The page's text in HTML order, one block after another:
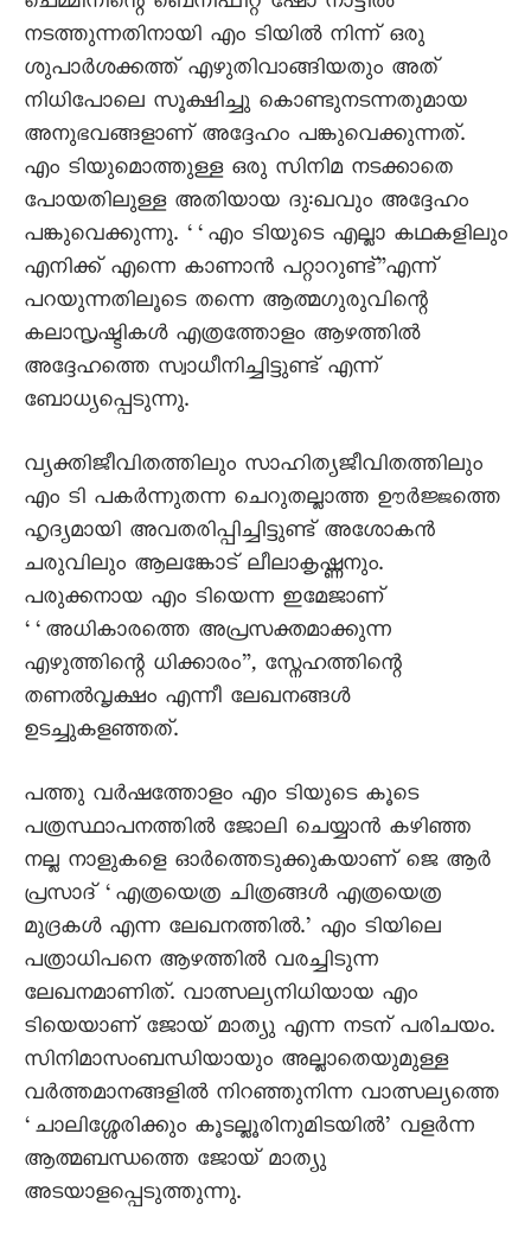
നടത്തുന്നതിനായി എം ടിയിൽ നിന്ന് ഒരു
ശുപാർശക്കത്ത് എഴുതിവാങ്ങിയതും അത്
നിധിപോലെ സൂക്ഷിച്ചു കൊണ്ടുനടന്നതുമായ
അനുഭവങ്ങളാണ് അദ്ദേഹം പങ്കുവെക്കുന്നത്.
എം ടിയുമൊത്തുള്ള ഒരു സിനിമ നടക്കാതെ
പോയതിലുള്ള അതിയായ ദു:ഖവും അദ്ദേഹം
പങ്കുവെക്കുന്നു. ‘‘എം ടിയുടെ എല്ലാ കഥകളിലും
എനിക്ക് എന്നെ കാണാൻ പറ്റാറുണ്ട്”എന്ന്
പറയുന്നതിലൂടെ തന്നെ ആത്മഗുരുവിന്റെ
കലാസൃഷ്ടികൾ എത്രത്തോളം ആഴത്തിൽ
അദ്ദേഹത്തെ സ്വാധീനിച്ചിട്ടുണ്ട് എന്ന്
ബോധ്യപ്പെടുന്നു.
വ്യക്തിജീവിതത്തിലും സാഹിത്യജീവിതത്തിലും
എം ടി പകർന്നുതന്ന ചെറുതല്ലാത്ത ഊർജ്ജത്തെ
ഹൃദ്യമായി അവതരിപ്പിച്ചിട്ടുണ്ട് അശോകൻ
ചരുവിലും ആലങ്കോട് ലീലാകൃഷ്ണനും.
പരുക്കനായ എം ടിയെന്ന ഇമേജാണ്
‘‘അധികാരത്തെ അപ്രസക്തമാക്കുന്ന
എഴുത്തിന്റെ ധിക്കാരം”, സ്നേഹത്തിന്റെ
തണൽവൃക്ഷം എന്നീ ലേഖനങ്ങൾ
ഉടച്ചുകളഞ്ഞത്.
പത്തു വർഷത്തോളം എം ടിയുടെ കൂടെ
പത്രസ്ഥാപനത്തിൽ ജോലി ചെയ്യാൻ കഴിഞ്ഞ
നല്ല നാളുകളെ ഓർത്തെടുക്കുകയാണ് ജെ ആർ
പ്രസാദ് ‘എത്രയെത്ര ചിത്രങ്ങൾ എത്രയെത്ര
മുദ്രകൾ എന്ന ലേഖനത്തിൽ.’ എം ടിയിലെ
പത്രാധിപനെ ആഴത്തിൽ വരച്ചിടുന്ന
ലേഖനമാണിത്. വാത്സല്യനിധിയായ എം
ടിയെയാണ് ജോയ് മാത്യു എന്ന നടന് പരിചയം.
സിനിമാസംബന്ധിയായും അല്ലാതെയുമുള്ള
വർത്തമാനങ്ങളിൽ നിറഞ്ഞുനിന്ന വാത്സല്യത്തെ
‘ചാലിശ്ശേരിക്കും കൂടല്ലൂരിനുമിടയിൽ’ വളർന്ന
ആത്മബന്ധത്തെ ജോയ് മാത്യു
അടയാളപ്പെടുത്തുന്നു.